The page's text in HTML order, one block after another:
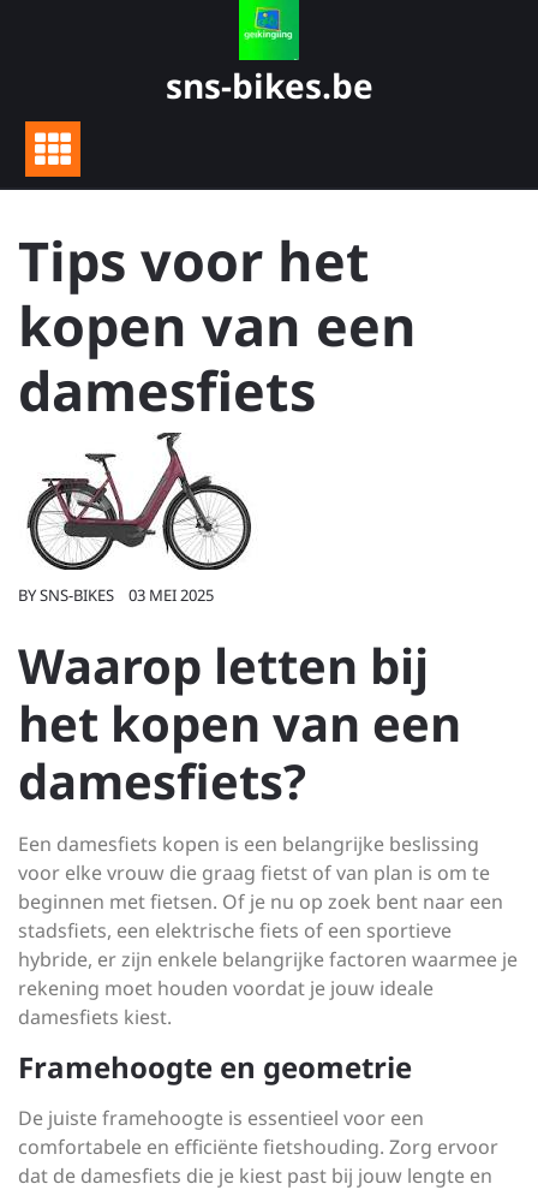
sns-bikes.be
Tips voor het
kopen van een
damesfiets
BYSNS-BIKES 03 MEI 2025
Waarop letten bij
het kopen van een
damesfiets?
Een damesfiets kopen is een belangrijke beslissing
voor elke vrouw die graag fietst of van plan is om te
beginnen met fietsen. Of je nu op zoek bent naar een
stadsfiets, een elektrische fiets of een sportieve
hybride, er zijn enkele belangrijke factoren waarmee je
rekening moet houden voordat je jouw ideale
damesfiets kiest.
Framehoogte en geometrie
De juiste framehoogte is essentieel voor een
comfortabele en efficiënte fietshouding. Zorg ervoor
dat de damesfiets die je kiest past bij jouw lengte en